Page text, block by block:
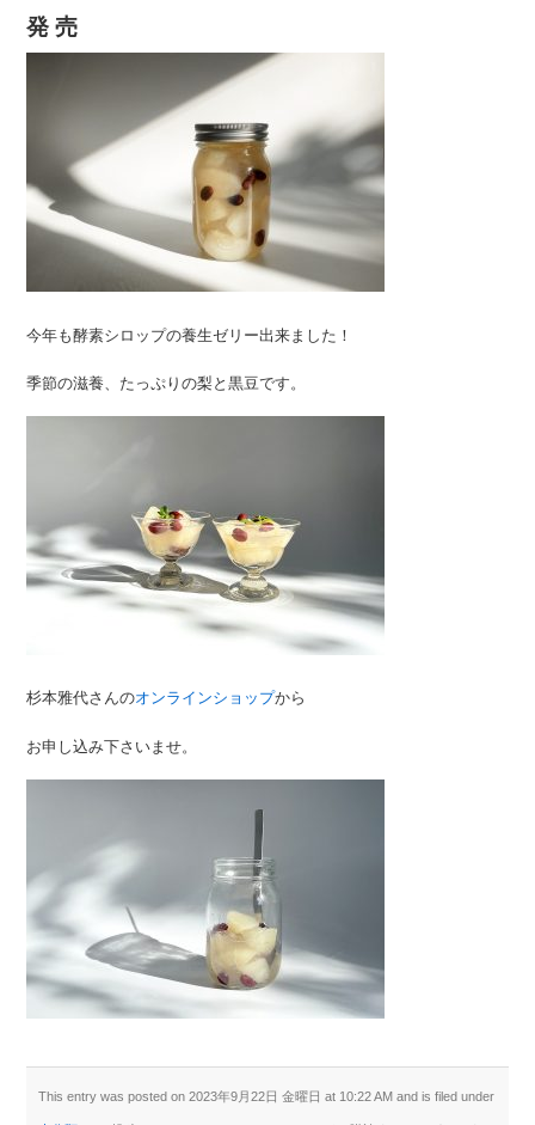
発 売
今年も酵素シロップの養生ゼリー出来ました！
季節の滋養、たっぷりの梨と黒豆です。
杉本雅代さんのオンラインショップから
お申し込み下さいませ。
This entry was posted on 2023年9月22日 金曜日 at 10:22 AM and is filed under